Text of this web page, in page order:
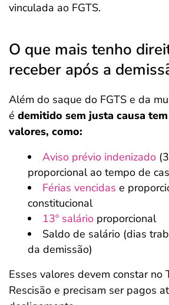
vinculada ao FGTS.
O que mais tenho
receber após a
Além do saque do FGTS e da
é demitido sem justa causa
valores, como:
Aviso prévio indenizado
proporcional ao tempo de
Férias vencidas e
constitucional
13º salário proporcional
Saldo de salário (dias
da demissão)
Esses valores devem constar no
Rescisão e precisam ser pagos